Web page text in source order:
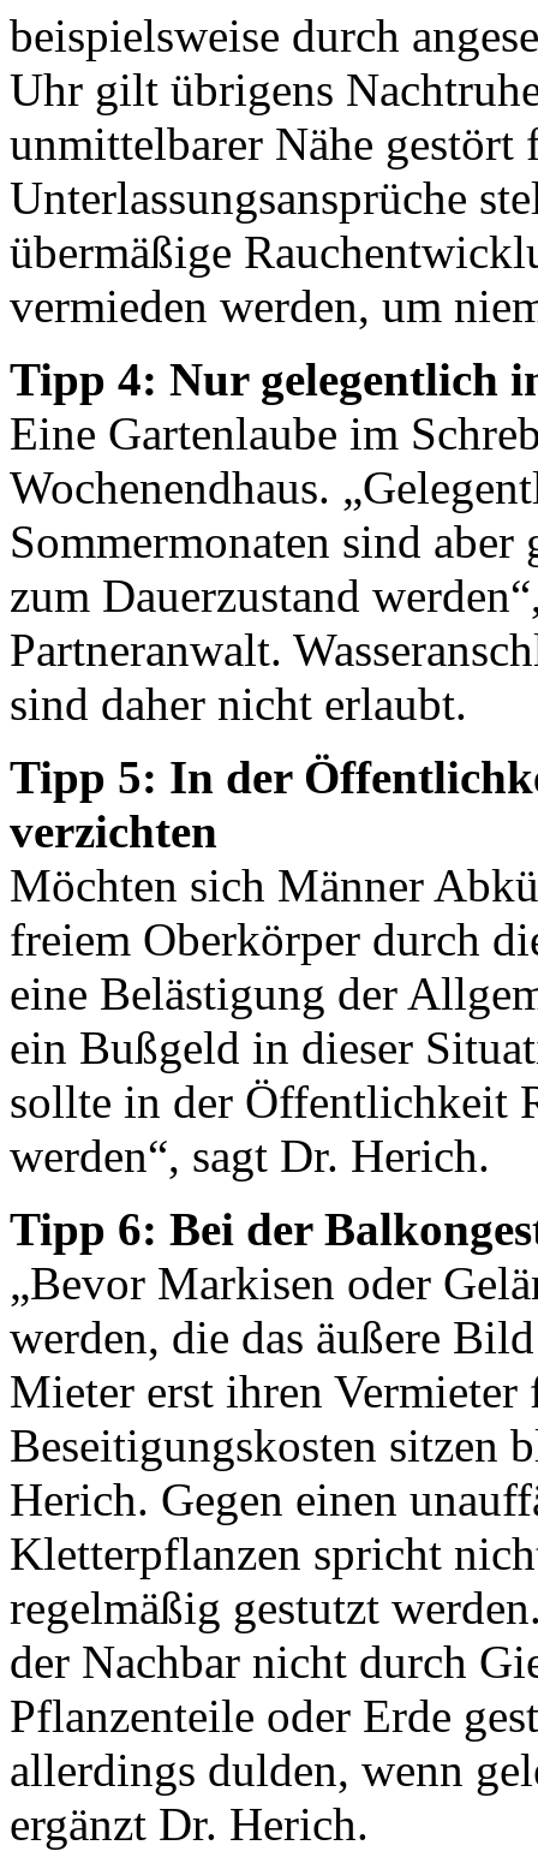
beispielsweise durch
Uhr gilt übrigens
unmittelbarer Nähe gestört
Unterlassungsansprüche
übermäßige
vermieden werden, um
Tipp 4: Nur gelegentlich
Eine Gartenlaube im
Wochenendhaus.
Sommermonaten sind
zum Dauerzustand
Partneranwalt.
sind daher nicht erlaubt.
Tipp 5: In der
verzichten
Möchten sich Männer
freiem Oberkörper durch
eine Belästigung der
ein Bußgeld in dieser
sollte in der Öffentlichkeit
werden“, sagt Dr. Herich.
Tipp 6: Bei der
„Bevor Markisen oder
werden, die das äußere
Mieter erst ihren Vermieter
Beseitigungskosten sitzen
Herich. Gegen einen
Kletterpflanzen spricht
regelmäßig gestutzt
der Nachbar nicht durch
Pflanzenteile oder Erde
allerdings dulden, wenn
ergänzt Dr. Herich.